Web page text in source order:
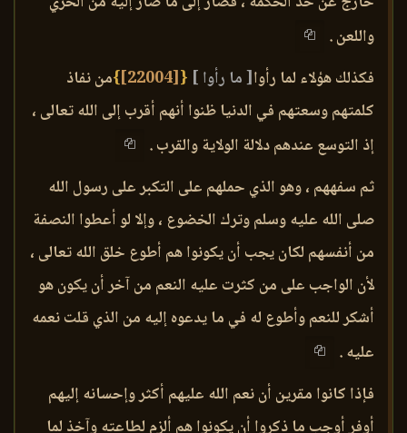
واللعن .
فكذلك هؤلاء لما رأوا[ ما رأوا ] {
[22004]
}من نفاذ
كلمتهم وسعتهم في الدنيا ظنوا أنهم أقرب إلى الله تعالى ،
إذ التوسع عندهم دلالة الولاية والقرب .
ثم سفههم ، وهو الذي حملهم على التكبر على رسول الله
صلى الله عليه وسلم وترك الخضوع ، وإلا لو أعطوا النصفة
من أنفسهم لكان يجب أن يكونوا هم أطوع خلق الله تعالى ،
لأن الواجب على من كثرت عليه النعم من آخر أن يكون هو
أشكر للنعم وأطوع له في ما يدعوه إليه من الذي قلت نعمه
عليه .
فإذا كانوا مقرين أن نعم الله عليهم أكثر وإحسانه إليهم
أوفر أوجب ما ذكروا أن يكونوا هم ألزم لطاعته وآخذ لما